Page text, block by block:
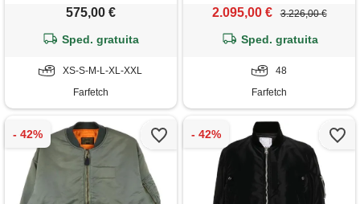
575,00 €
Sped. gratuita
XS-S-M-L-XL-XXL
Farfetch
nero
2.095,00 € 3.226,00 €
Sped. gratuita
48
Farfetch